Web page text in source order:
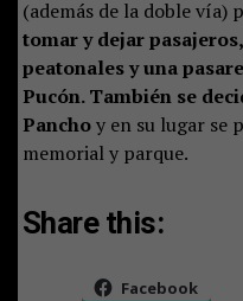
(además de la doble vía)
tomar y dejar
peatonales y una
Pucón. También se
Panchoy en su lugar se
memorial y parque.
Share this:
Facebook